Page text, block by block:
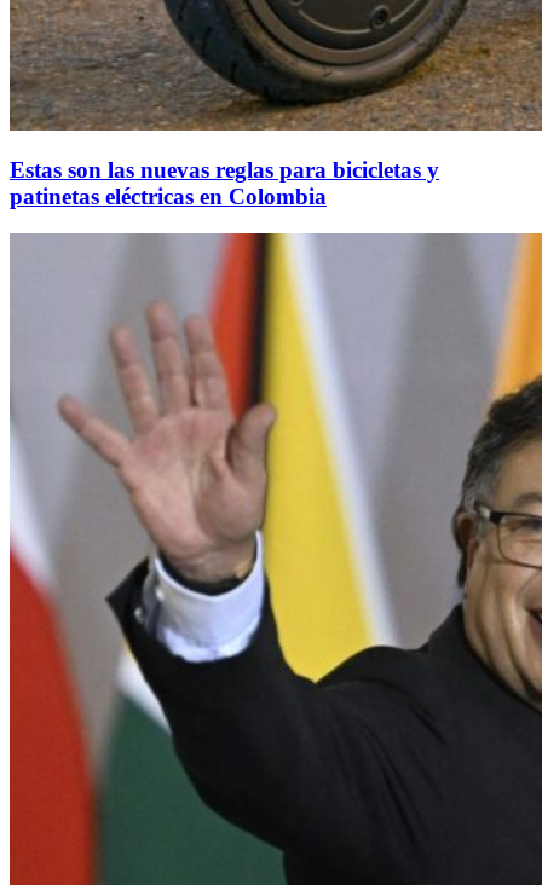
Estas son las nuevas reglas para bicicletas y
patinetas eléctricas en Colombia